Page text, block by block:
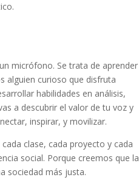
micrófono. Se trata de aprender
alguien curioso que disfruta
habilidades en análisis,
a descubrir el valor de tu voz y
inspirar, y movilizar.
clase, cada proyecto y cada
social. Porque creemos que la
sociedad más justa.